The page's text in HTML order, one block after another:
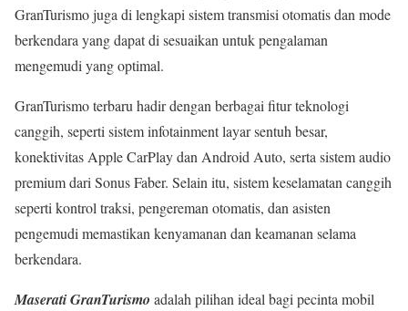
GranTurismo juga di lengkapi sistem transmisi otomatis dan mode
berkendara yang dapat di sesuaikan untuk pengalaman
mengemudi yang optimal.
GranTurismo terbaru hadir dengan berbagai fitur teknologi
canggih, seperti sistem infotainment layar sentuh besar,
konektivitas Apple CarPlay dan Android Auto, serta sistem audio
premium dari Sonus Faber. Selain itu, sistem keselamatan canggih
seperti kontrol traksi, pengereman otomatis, dan asisten
pengemudi memastikan kenyamanan dan keamanan selama
berkendara.
Maserati GranTurismo adalah pilihan ideal bagi pecinta mobil